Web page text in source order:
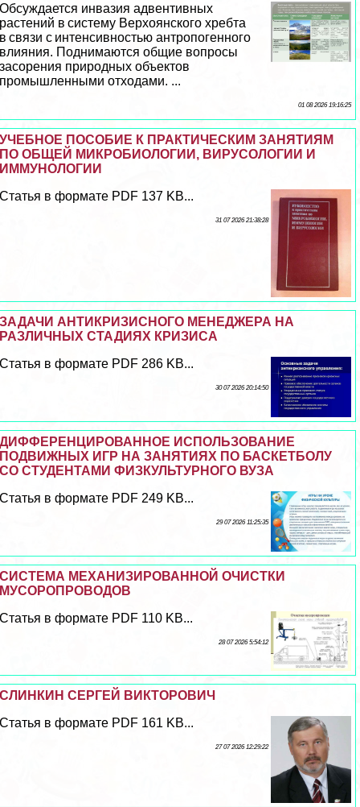
Обсуждается инвазия адвентивных
растений в систему Верхоянского хребта
в связи с интенсивностью антропогенного
влияния. Поднимаются общие вопросы
засорения природных объектов
промышленными отходами. ...
01 08 2026 19:16:25
УЧЕБНОЕ ПОСОБИЕ К ПРАКТИЧЕСКИМ ЗАНЯТИЯМ
ПО ОБЩЕЙ МИКРОБИОЛОГИИ, ВИРУСОЛОГИИ И
ИММУНОЛОГИИ
Статья в формате PDF 137 KB...
31 07 2026 21:38:28
ЗАДАЧИ АНТИКРИЗИСНОГО МЕНЕДЖЕРА НА
РАЗЛИЧНЫХ СТАДИЯХ КРИЗИСА
Статья в формате PDF 286 KB...
30 07 2026 20:14:50
ДИФФЕРЕНЦИРОВАННОЕ ИСПОЛЬЗОВАНИЕ
ПОДВИЖНЫХ ИГР НА ЗАНЯТИЯХ ПО БАСКЕТБОЛУ
СО СТУДЕНТАМИ ФИЗКУЛЬТУРНОГО ВУЗА
Статья в формате PDF 249 KB...
29 07 2026 11:25:35
СИСТЕМА МЕХАНИЗИРОВАННОЙ ОЧИСТКИ
МУСОРОПРОВОДОВ
Статья в формате PDF 110 KB...
28 07 2026 5:54:12
СЛИНКИН СЕРГЕЙ ВИКТОРОВИЧ
Статья в формате PDF 161 KB...
27 07 2026 12:29:22